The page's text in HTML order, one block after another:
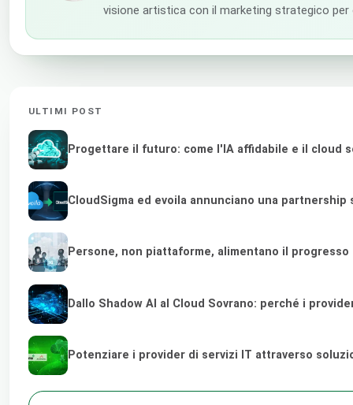
visione artistica con il marketing strategico
ULTIMI POST
Progettare il futuro: come l'IA affidabile e il cloud
CloudSigma ed evoila annunciano una
Persone, non piattaforme, alimentano il progresso
Dallo Shadow AI al Cloud Sovrano: perché i
Potenziare i provider di servizi IT attraverso